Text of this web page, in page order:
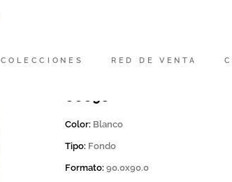
COLECCIONES RED DE VENTA
00698
Color: Blanco
Tipo: Fondo
Formato: 90.0x90.0